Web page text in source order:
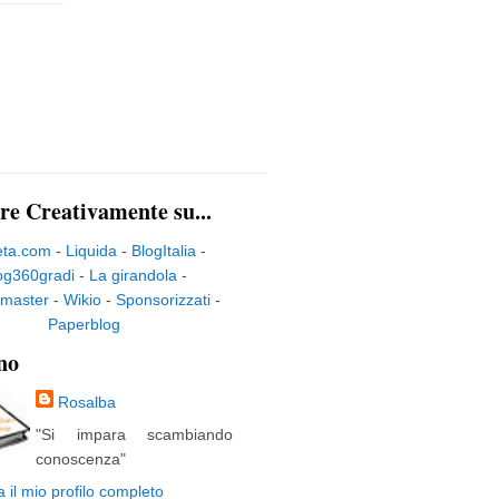
Creativamente su...
- Liquida - BlogItalia -
- La girandola -
- Wikio- Sponsorizzati-
Paperblog
Rosalba
"Si impara scambiando
conoscenza"
il mio profilo completo